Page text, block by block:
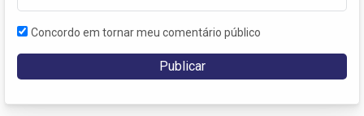
Concordo em tornar meu comentário público